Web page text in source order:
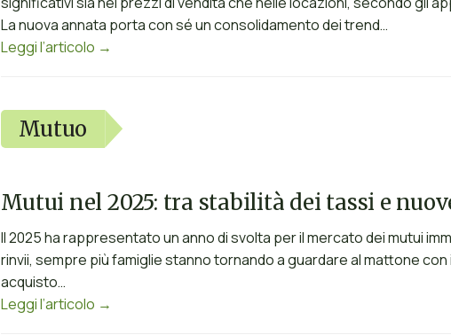
La nuova annata porta con sé un consolidamento dei trend…
Leggi l’articolo →
Mutuo
Mutui nel 2025: tra stabilità dei tassi e
Il 2025 ha rappresentato un anno di svolta per il mercato dei mutui
rinvii, sempre più famiglie stanno tornando a guardare al mattone
acquisto…
Leggi l’articolo →